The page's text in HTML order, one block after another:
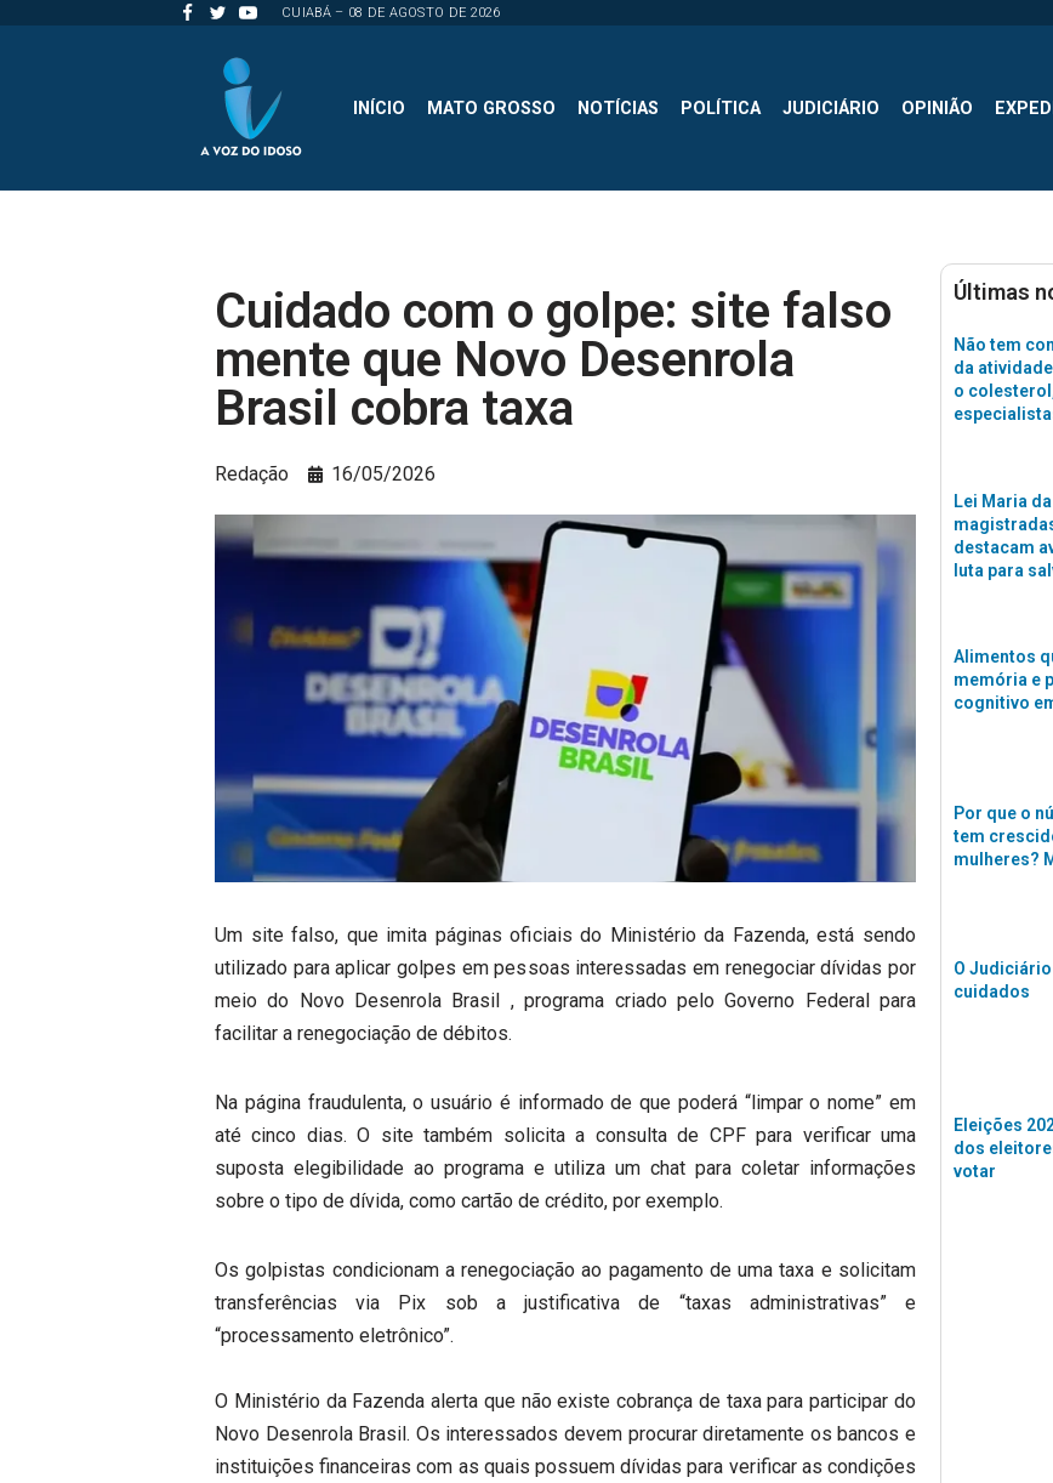
CUIABÁ – 08 DE AGOSTO DE 2026
INÍCIO MATO GROSSO NOTÍCIAS POLÍTICA JUDICIÁRIO OPINIÃO
Cuidado com o golpe: site falso
mente que Novo Desenrola
Brasil cobra taxa
Redação 16/05/2026
Um site falso, que imita páginas oficiais do Ministério da Fazenda, está sendo
utilizado para aplicar golpes em pessoas interessadas em renegociar dívidas por
meio do Novo Desenrola Brasil , programa criado pelo Governo Federal para
facilitar a renegociação de débitos.
Na página fraudulenta, o usuário é informado de que poderá “limpar o nome” em
até cinco dias. O site também solicita a consulta de CPF para verificar uma
suposta elegibilidade ao programa e utiliza um chat para coletar informações
sobre o tipo de dívida, como cartão de crédito, por exemplo.
Os golpistas condicionam a renegociação ao pagamento de uma taxa e solicitam
transferências via Pix sob a justificativa de “taxas administrativas” e
“processamento eletrônico”.
O Ministério da Fazenda alerta que não existe cobrança de taxa para participar do
Novo Desenrola Brasil. Os interessados devem procurar diretamente os bancos e
instituições financeiras com as quais possuem dívidas para verificar as condições
Últimas
Não tem
da
o
Lei Maria
destacam
luta para
Alimentos
memória e
cognitivo
Por que o
tem
mulheres?
O
cuidados
Eleições
dos
votar